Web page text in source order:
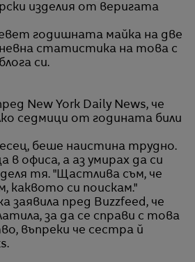
изделия от веригата
годишната майка на две
статистика на това с
си.
New York Daily News, че
седмици от годината били
беше наистина трудно.
в офиса, а аз умирах да си
тя. "Щастлива съм, че
каквото си поискам."
пред Buzzfeed, че
за да се справи с това
въпреки че сестра й